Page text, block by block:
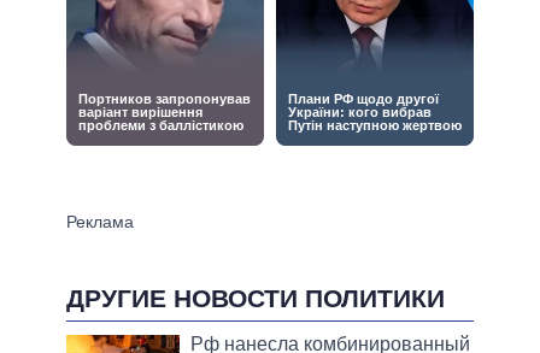
ДРУГИЕ НОВОСТИ ПОЛИТИКИ
Рф нанесла комбинированный